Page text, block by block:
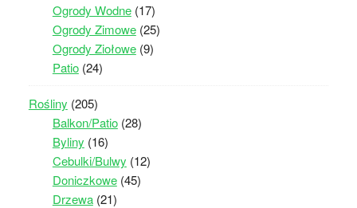
Ogrody Wodne(17)
Ogrody Zimowe(25)
Ogrody Ziołowe(9)
Patio(24)
Rośliny (205)
Balkon/Patio(28)
Byliny (16)
Cebulki/Bulwy (12)
Doniczkowe(45)
Drzewa(21)